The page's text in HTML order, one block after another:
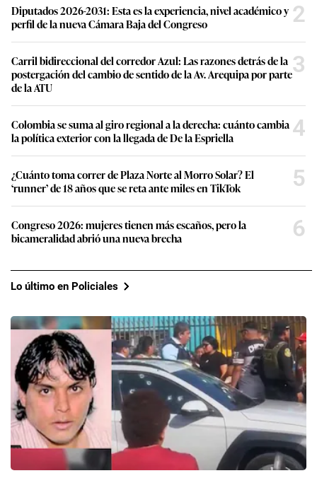
Diputados 2026-2031: Esta es la experiencia, nivel académico y
perfil de la nueva Cámara Baja del Congreso
2
Carril bidireccional del corredor Azul: Las razones detrás de la
postergación del cambio de sentido de la Av. Arequipa por parte
de la ATU
3
Colombia se suma al giro regional a la derecha: cuánto cambia
la política exterior con la llegada de De la Espriella
4
¿Cuánto toma correr de Plaza Norte al Morro Solar? El
‘runner’ de 18 años que se reta ante miles en TikTok
5
Congreso 2026: mujeres tienen más escaños, pero la
bicameralidad abrió una nueva brecha
6
Lo último en Policiales